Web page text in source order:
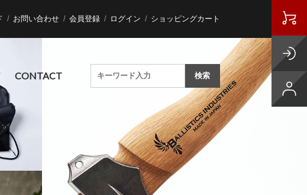
お問い合わせ 会員登録 ログイン ショッピングカート
CONTACT